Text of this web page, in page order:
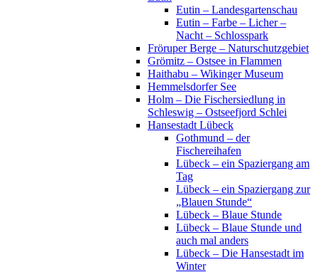
Eutin – Landesgartenschau
Eutin – Farbe – Licher –
Nacht – Schlosspark
Fröruper Berge – Naturschutzgebiet
Grömitz – Ostsee in Flammen
Haithabu – Wikinger Museum
Hemmelsdorfer See
Holm – Die Fischersiedlung in
Schleswig – Ostseefjord Schlei
Hansestadt Lübeck
Gothmund – der
Fischereihafen
Lübeck – ein Spaziergang am
Tag
Lübeck – ein Spaziergang zur
„Blauen Stunde“
Lübeck – Blaue Stunde
Lübeck – Blaue Stunde und
auch mal anders
Lübeck – Die Hansestadt im
Winter